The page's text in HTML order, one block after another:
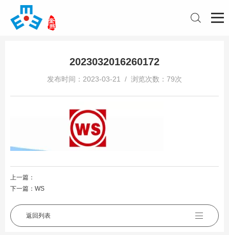
2023032016260172
发布时间：2023-03-21 / 浏览次数：79次
上一篇：
下一篇： WS
返回列表